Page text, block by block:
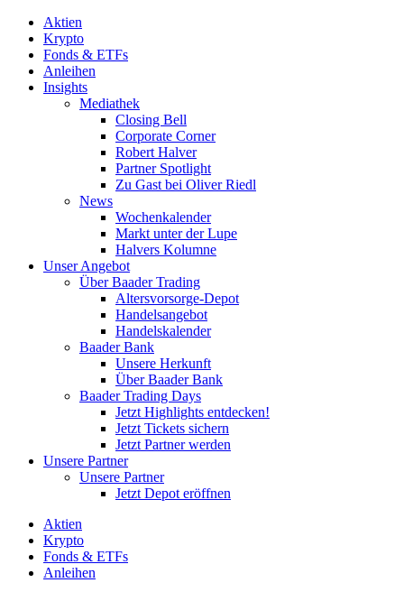
Aktien
Krypto
Fonds & ETFs
Anleihen
Insights
Mediathek
Closing Bell
Corporate Corner
Robert Halver
Partner Spotlight
Zu Gast bei Oliver Riedl
News
Wochenkalender
Markt unter der Lupe
Halvers Kolumne
Unser Angebot
Über Baader Trading
Altersvorsorge-Depot
Handelsangebot
Handelskalender
Baader Bank
Unsere Herkunft
Über Baader Bank
Baader Trading Days
Jetzt Highlights entdecken!
Jetzt Tickets sichern
Jetzt Partner werden
Unsere Partner
Unsere Partner
Jetzt Depot eröffnen
Aktien
Krypto
Fonds & ETFs
Anleihen